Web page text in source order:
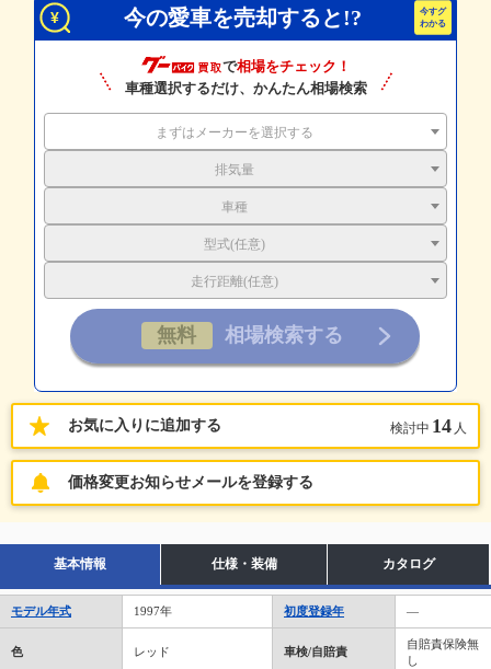
今の愛車を売却すると!?
で相場をチェック！
車種選択するだけ、かんたん相場検索
まずはメーカーを選択する
排気量
車種
型式(任意)
走行距離(任意)
お気に入りに追加する 検討中 14 人
価格変更お知らせメールを登録する
基本情報 仕様・装備 カタログ
モデル年式 1997年 初度登録年 ―
色 レッド 車検/自賠責
自賠責保険無
し